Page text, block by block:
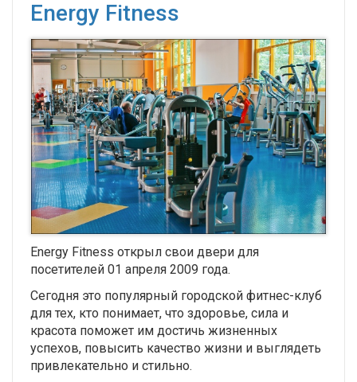
Energy Fitness
Energy Fitness открыл свои двери для
посетителей 01 апреля 2009 года.
Сегодня это популярный городской фитнес-клуб
для тех, кто понимает, что здоровье, сила и
красота поможет им достичь жизненных
успехов, повысить качество жизни и выглядеть
привлекательно и стильно.